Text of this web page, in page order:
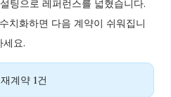
팅으로 레퍼런스를 넓혔습니다.
치화하면 다음 계약이 쉬워집니
세요.
계약 1건